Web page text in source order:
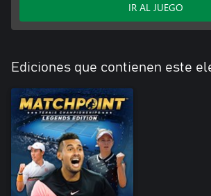
IR AL JUEGO
Ediciones que contienen este